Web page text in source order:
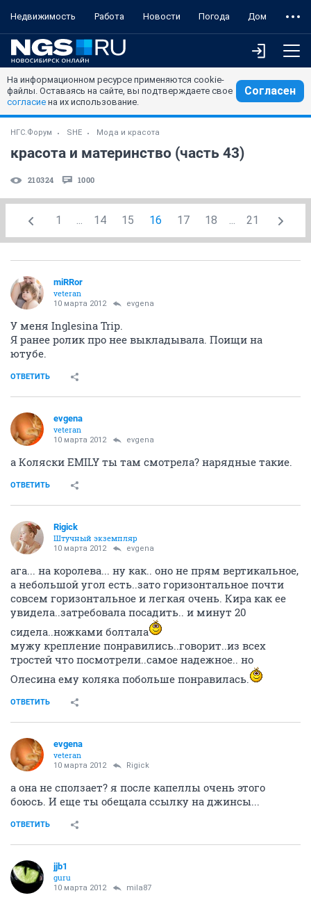
Недвижимость Работа Новости Погода Дом
На информационном ресурсе применяются cookie-
файлы. Оставаясь на сайте, вы подтверждаете свое
согласие на их использование.
Согласен
НГС.Форум SHE Мода и красота
красота и материнство (часть 43)
210324 1000
1 ... 14 15 16 17 18 ... 21
miRRor
veteran
10 марта 2012 evgena
У меня Inglesina Trip.
Я ранее ролик про нее выкладывала. Поищи на
ютубе.
ОТВЕТИТЬ
evgena
veteran
10 марта 2012 evgena
а Коляски EMILY ты там смотрела? нарядные такие.
ОТВЕТИТЬ
Rigick
Штучный экземпляр
10 марта 2012 evgena
ага... на королева... ну как.. оно не прям вертикальное,
а небольшой угол есть..зато горизонтальное почти
совсем горизонтальное и легкая очень. Кира как ее
увидела..затребовала посадить.. и минут 20
сидела..ножками болтала
мужу крепление понравились..говорит..из всех
тростей что посмотрели..самое надежное.. но
Олесина ему коляка побольше понравилась.
ОТВЕТИТЬ
evgena
veteran
10 марта 2012 Rigick
а она не сползает? я после капеллы очень этого
боюсь. И еще ты обещала ссылку на джинсы...
ОТВЕТИТЬ
jjb1
guru
10 марта 2012 mila87